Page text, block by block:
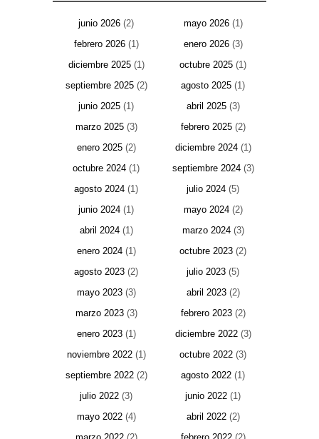
junio 2026 (2) mayo 2026(1)
febrero 2026(1) enero 2026(3)
diciembre 2025(1) octubre 2025 (1)
septiembre 2025(2) agosto 2025 (1)
junio 2025 (1) abril 2025(3)
marzo 2025(3) febrero 2025(2)
enero 2025(2) diciembre 2024(1)
octubre 2024 (1) septiembre 2024(3)
agosto 2024 (1) julio 2024 (5)
junio 2024 (1) mayo 2024(2)
abril 2024(1) marzo 2024(3)
enero 2024(1) octubre 2023 (2)
agosto 2023 (2) julio 2023 (5)
mayo 2023(3) abril 2023(2)
marzo 2023(3) febrero 2023(2)
enero 2023(1) diciembre 2022(3)
noviembre 2022(1) octubre 2022 (3)
septiembre 2022(2) agosto 2022 (1)
julio 2022 (3) junio 2022 (1)
mayo 2022(4) abril 2022(2)